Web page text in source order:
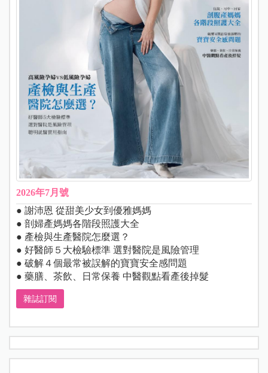
2026年7月號
● 謝沛恩 從甜美少女到優雅媽媽
● 剖婦產媽媽各階段照護大全
● 產檢與生產醫院怎麼選？
● 好醫師５大檢驗標準 選對醫院是風險管理
● 破解４個最常被誤解的寶寶安全感問題
● 藥膳、茶飲、日常保養 中醫觀點看產後掉髮
雜誌訂閱